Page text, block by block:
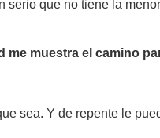
serio que no tiene la
me muestra el camino
sea. Y de repente le